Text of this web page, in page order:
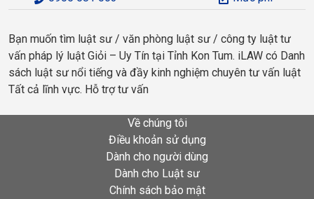
Bạn muốn tìm luật sư / văn phòng luật sư / công ty luật tư
vấn pháp lý luật Giỏi – Uy Tín tại Tỉnh Kon Tum. iLAW có Danh
sách luật sư nổi tiếng và đầy kinh nghiệm chuyên tư vấn luật
Tất cả lĩnh vực. Hỗ trợ tư vấn
Về chúng tôi
Điều khoản sử dụng
Dành cho người dùng
Dành cho Luật sư
Chính sách bảo mật